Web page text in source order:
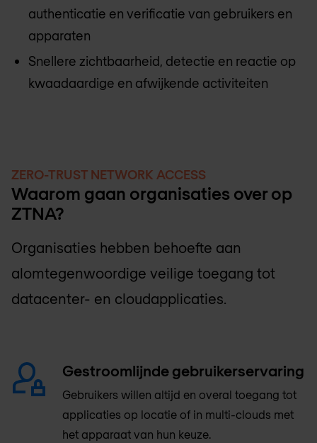
authenticatie en verificatie van gebruikers en
apparaten
Snellere zichtbaarheid, detectie en reactie op
kwaadaardige en afwijkende activiteiten
ZERO-TRUST NETWORK ACCESS
Waarom gaan organisaties over op
ZTNA?
Organisaties hebben behoefte aan
alomtegenwoordige veilige toegang tot
datacenter- en cloudapplicaties.
Gestroomlijnde gebruikerservaring
Gebruikers willen altijd en overal toegang tot
applicaties op locatie of in multi-clouds met
het apparaat van hun keuze.